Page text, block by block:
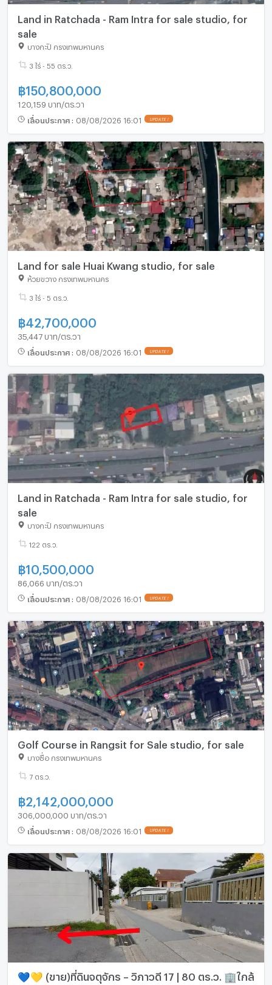
Land in Ratchada - Ram Intra for sale studio, for
sale
บางกะปิ กรุงเทพมหานคร
3 ไร่ - 55 ตร.ว.
฿150,800,000
120,159 บาท/ตร.วา
เลื่อนประกาศ : 08/08/2026 16:01 UPDATE !
Land for sale Huai Kwang studio, for sale
ห้วยขวาง กรุงเทพมหานคร
3 ไร่ - 5 ตร.ว.
฿ 42,700,000
35,447 บาท/ตร.วา
เลื่อนประกาศ : 08/08/2026 16:01 UPDATE !
Land in Ratchada - Ram Intra for sale studio, for
sale
บางกะปิ กรุงเทพมหานคร
122 ตร.ว.
฿10,500,000
86,066 บาท/ตร.วา
เลื่อนประกาศ : 08/08/2026 16:01 UPDATE !
Golf Course in Rangsit for Sale studio, for sale
บางซื่อ กรุงเทพมหานคร
7 ตร.ว.
฿2,142,000,000
306,000,000 บาท/ตร.วา
เลื่อนประกาศ : 08/08/2026 16:01 UPDATE !
💙💛 (ขาย)ที่ดินจตุจักร – วิภาวดี 17 | 80 ตร.ว. 🏢ใกล้